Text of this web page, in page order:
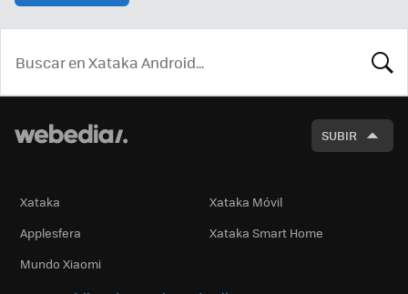
SUBIR
Xataka
Xataka Móvil
Applesfera
Xataka Smart Home
Mundo Xiaomi